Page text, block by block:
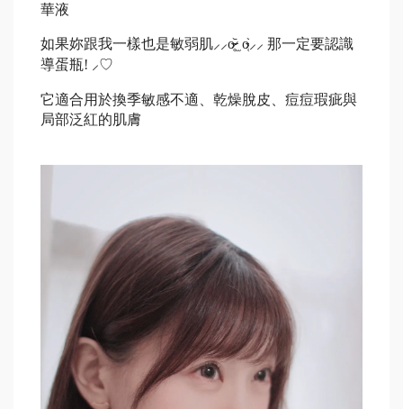
華液
如果妳跟我一樣也是敏弱肌⸝⸝o̴̶̷̥᷅ ̫ o̴̶̷̥᷅⸝⸝ 那一定要認識
導蛋瓶! ⸝♡
它適合用於換季敏感不適、乾燥脫皮、痘痘瑕疵與
局部泛紅的肌膚